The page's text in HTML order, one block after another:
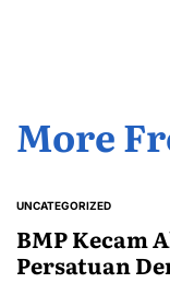
More
POSTED
UNCATEGORIZED
BMP Kecam
Persatuan